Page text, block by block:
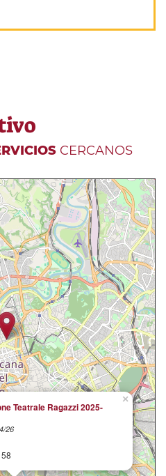
CERCANOS
×
Teatrale Ragazzi 2025-
26